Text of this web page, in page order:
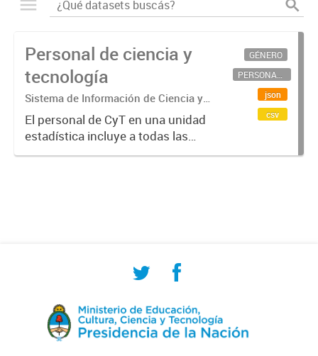
Personal de ciencia y
tecnología
Sistema de Información de Ciencia y
Tecnología Argentino (SICYTAR)
El personal de CyT en una unidad
estadística incluye a todas las
personas involucradas
GÉNERO
PERSONAL CIENTÍFICO-TECNOLÓGICO
json
csv